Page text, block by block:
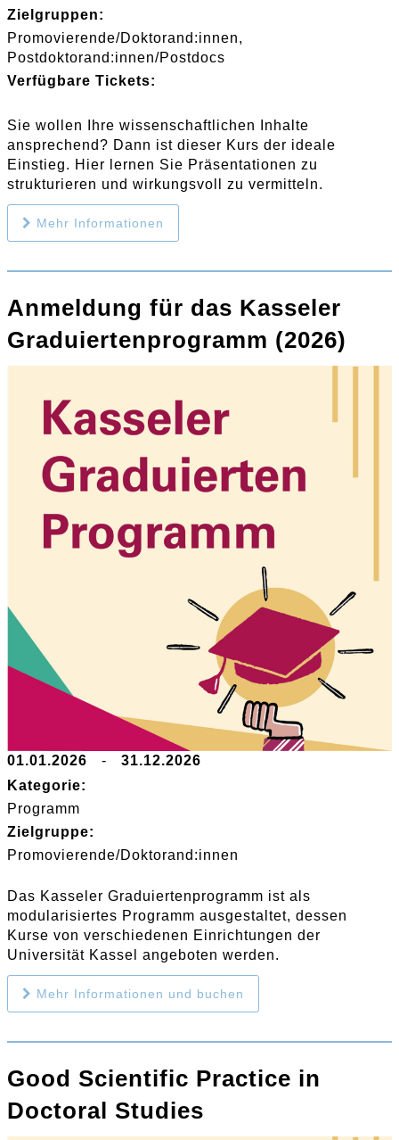
Zielgruppen:
Promovierende/Doktorand:innen
Postdoktorand:innen/Postdocs
Verfügbare Tickets:
Sie wollen Ihre wissenschaftlichen Inhalte
ansprechend? Dann ist dieser Kurs der ideale
Einstieg. Hier lernen Sie Präsentationen zu
strukturieren und wirkungsvoll zu vermitteln.
Mehr Informationen
Anmeldung für das Kasseler
Graduiertenprogramm (2026)
01.01.2026 -
31.12.2026
Kategorie:
Programm
Zielgruppe:
Promovierende/Doktorand:innen
Das Kasseler Graduiertenprogramm ist als
modularisiertes Programm ausgestaltet, dessen
Kurse von verschiedenen Einrichtungen der
Universität Kassel angeboten werden.
Mehr Informationen und buchen
Good Scientific Practice in
Doctoral Studies